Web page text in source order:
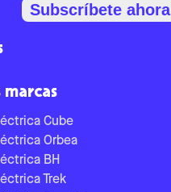
Cube
Orbea
BH
Trek
Subscríbete ahora